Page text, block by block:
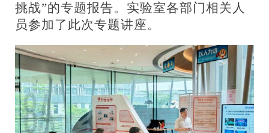
挑战”的专题报告。实验室各部门相关人
员参加了此次专题讲座。